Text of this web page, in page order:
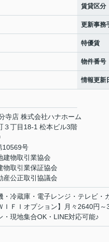
賃貸区分
更新事務
特優賃
物件番号
情報更新
寺店 株式会社ハナホーム
３丁目18-1 松本ビル3階
10569号
建物取引業協会
物取引業保証協会
産公正取引協議会
・冷蔵庫・電子レンジ・テレビ・
ＩＦＩオプション】月々2640円
・現地集合OK・LINE対応可能♪